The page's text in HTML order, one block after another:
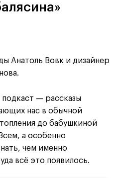
Анатоль Вовк и дизайнер
подкаст — рассказы
нас в обычной
до бабушкиной
а особенно
чем именно
всё это появилось.